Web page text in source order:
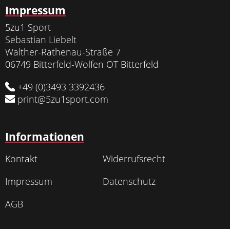
Impressum
5zu1 Sport
Sebastian Liebelt
Walther-Rathenau-Straße 7
06749 Bitterfeld-Wolfen OT Bitterfeld
+49 (0)3493 3392436
print@5zu1sport.com
Informationen
Kontakt
Widerrufsrecht
Impressum
Datenschutz
AGB